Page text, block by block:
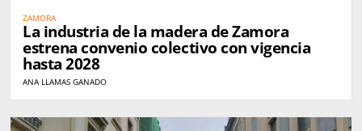
ZAMORA
La industria de la madera de Zamora
estrena convenio colectivo con vigencia
hasta 2028
ANA LLAMAS GANADO